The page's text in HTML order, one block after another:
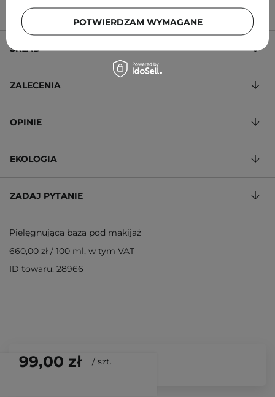
99,00 zł / szt.
OPIS PRODUKTU
SKŁAD
ZALECENIA
OPINIE
EKOLOGIA
ZADAJ PYTANIE
Pielęgnująca baza pod makijaż
660,00 zł / 100 ml, w tym VAT
ID towaru: 28966
POTWIERDZAM WYMAGANE